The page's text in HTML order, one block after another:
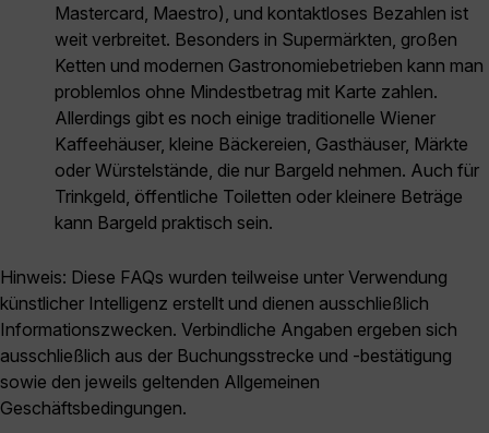
Mastercard, Maestro), und kontaktloses Bezahlen ist
weit verbreitet. Besonders in Supermärkten, großen
Ketten und modernen Gastronomiebetrieben kann man
problemlos ohne Mindestbetrag mit Karte zahlen.
Allerdings gibt es noch einige traditionelle Wiener
Kaffeehäuser, kleine Bäckereien, Gasthäuser, Märkte
oder Würstelstände, die nur Bargeld nehmen. Auch für
Trinkgeld, öffentliche Toiletten oder kleinere Beträge
kann Bargeld praktisch sein.
Hinweis: Diese FAQs wurden teilweise unter Verwendung
künstlicher Intelligenz erstellt und dienen ausschließlich
Informationszwecken. Verbindliche Angaben ergeben sich
ausschließlich aus der Buchungsstrecke und -bestätigung
sowie den jeweils geltenden Allgemeinen
Geschäftsbedingungen.